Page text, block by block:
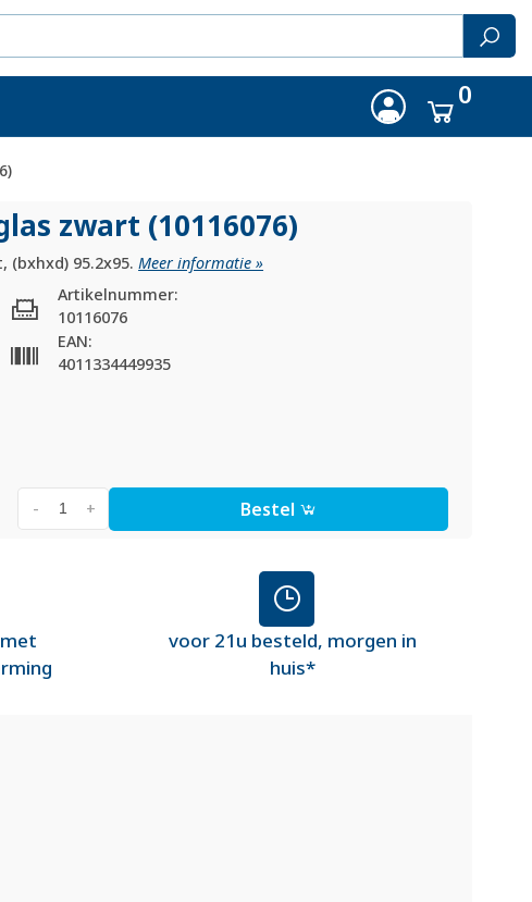
0
zwart (10116076)
(bxhxd) 95.2x95.Meer informatie »
Artikelnummer:
10116076
EAN:
4011334449935
+
- Bestel
voor 21u besteld, morgen in
huis*